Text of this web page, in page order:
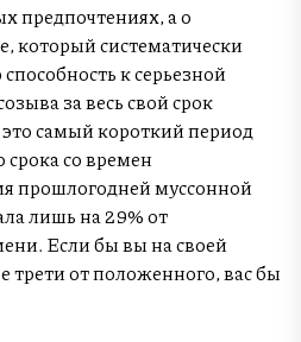
предпочтениях, а о
который систематически
к серьезной
за весь свой срок
это самый короткий период
со времен
прошлогодней муссонной
лишь на 29% от
Если бы вы на своей
трети от положенного, вас бы